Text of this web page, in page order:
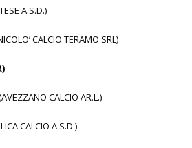
A.S.D.)
CALCIO TERAMO SRL)
CALCIO AR.L.)
CALCIO A.S.D.)